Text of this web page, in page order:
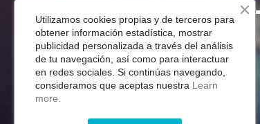
SHOP
Menaje Mesa
Para Tu Cocina
Decoracion
Jardín
Utilizamos cookies propias y de terceros para
obtener información estadística, mostrar
publicidad personalizada a través del análisis
de tu navegación, así como para interactuar
en redes sociales. Si continúas navegando,
consideramos que aceptas nuestra Learn
more.